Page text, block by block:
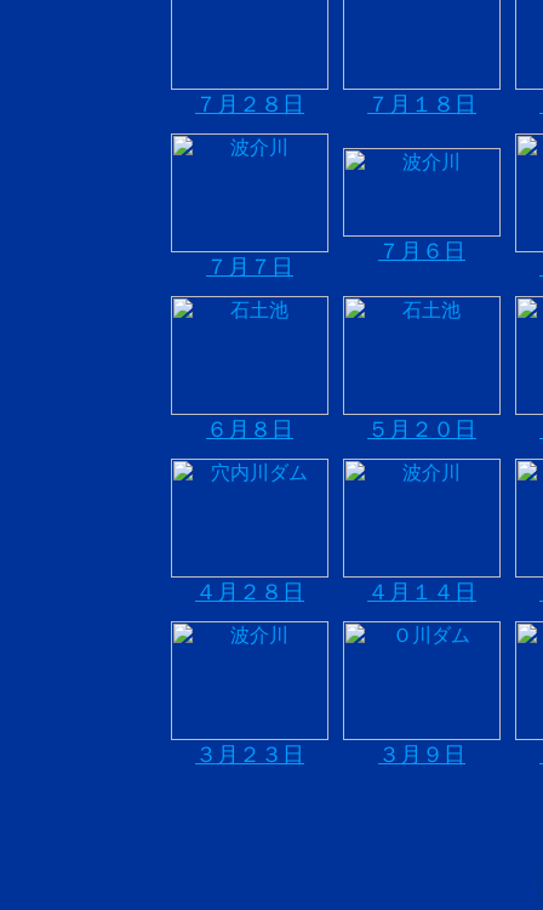
７月２８日 ７月１８日
７月７日
７月６日
６月８日 ５月２０日
４月２８日 ４月１４日
３月２３日 ３月９日